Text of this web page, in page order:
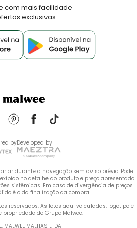
com mais facilidade
exclusivas.
byDeveloped by
durante a navegação sem aviso prévio. Pode
no detalhe do produto e preço apresentado
sistêmicas. Em caso de divergência de preços
é o da finalização da compra.
propriedade do Grupo Malwee.
MALWEE MALHAS LTDA